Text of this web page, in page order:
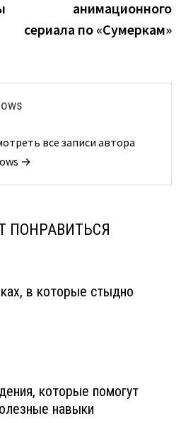
анимационного
сериала по «Сумеркам»
все записи автора
→
ПОНРАВИТЬСЯ
в которые стыдно
которые помогут
навыки